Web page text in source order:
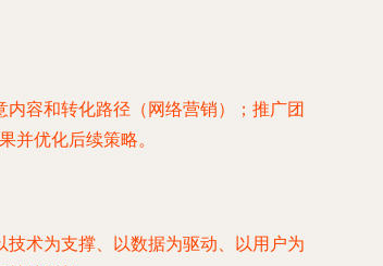
容和转化路径（网络营销）；推广团
并优化后续策略。
术为支撑、以数据为驱动、以用户为